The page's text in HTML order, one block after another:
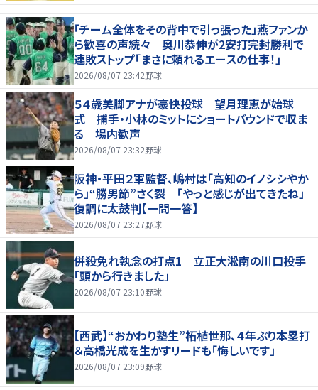
「チーム全体をその背中で引っ張った」燕ファンか
ら歓喜の声続々 奥川恭伸が2安打完封勝利で
連敗ストップ「まさに頼れるエースの仕事！」
2026/08/07 23:42野球
５４歳美脚アナが豪快投球 望月理恵が始球
式 捕手・小林のミットにショートバウンドで収ま
る 場内歓声
2026/08/07 23:32野球
阪神・平田２軍監督、嶋村は「高知のイノシシやか
ら」“勝男節”さく裂 「やっと感じが出てきたね」
復調に太鼓判【一問一答】
2026/08/07 23:27野球
併殺免れ執念の打点1 立正大淞南の川口投手
「頭から行きました」
2026/08/07 23:10野球
【西武】“おかわり塾生”柘植世那、４年ぶり本塁打
＆高橋光成を生かすリードも「悔しいです」
2026/08/07 23:09野球